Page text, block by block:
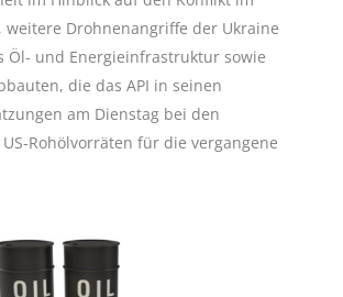
weitere Drohnenangriffe der Ukraine
Öl- und Energieinfrastruktur sowie
die das API in seinen
am Dienstag bei den
Rohölvorräten für die vergangene